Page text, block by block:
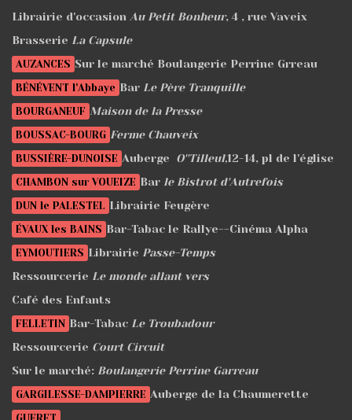
Librairie d'occasion Au Petit Bonheur, 4 , rue Vaveix
Brasserie La Capsule
AUZANCES Sur le marché Boulangerie Perrine Grreau
BÉNÉVENT l'Abbaye Bar Le Père Tranquille
BOURGANEUF Maison de la Presse
BOUSSAC-BOURG Ferme Chauveix
BUSSIÈRE-DUNOISE Auberge O''Tilleul,12-14, pl de l'église
CHAMBON sur VOUEIZE Bar le Bistrot d'Autrefois
DUN le PALESTEL Librairie Feugère
ÉVAUX les BAINS Bar-Tabac le Rallye--Cinéma Alpha
EYMOUTIERS Librairie Passe-Temps
Ressourcerie Le monde allant vers
Café des Enfants
FELLETIN Bar-Tabac Le Troubadour
Ressourcerie Court Circuit
Sur le marché: Boulangerie Perrine Garreau
GARGILESSE-DAMPIERRE Auberge de la Chaumerette